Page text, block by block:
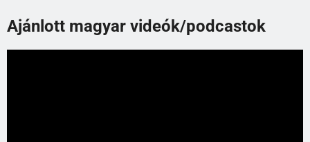
Ajánlott magyar videók/podcastok